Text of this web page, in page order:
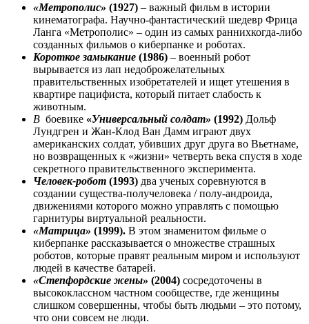
«Метрополис» (1927) – важный фильм в истории
кинематографа. Научно-фантастический шедевр Фрица
Ланга «Метрополис» – один из самых раннихкогда-либо
созданных фильмов о киберпанке и роботах.
Короткое замыкание (1986) – военный робот
вырывается из лап недоброжелательных
правительственных изобретателей и ищет утешения в
квартире пацифиста, который питает слабость к
животным.
В боевике «Универсальный солдат» (1992) Дольф
Лундгрен и Жан-Клод Ван Дамм играют двух
американских солдат, убивших друг друга во Вьетнаме,
но возвращенных к «жизни» четверть века спустя в ходе
секретного правительственного эксперимента.
Человек-робот (1993) два ученых соревнуются в
создании существа-получеловека / полу-андроида,
движениями которого можно управлять с помощью
гарнитуры виртуальной реальности.
«Матрица» (1999). В этом знаменитом фильме о
киберпанке рассказывается о множестве страшных
роботов, которые правят реальным миром и используют
людей в качестве батарей.
«Степфордские жены» (2004) сосредоточены в
высококлассном частном сообществе, где женщины
слишком совершенны, чтобы быть людьми – это потому,
что они совсем не люди.